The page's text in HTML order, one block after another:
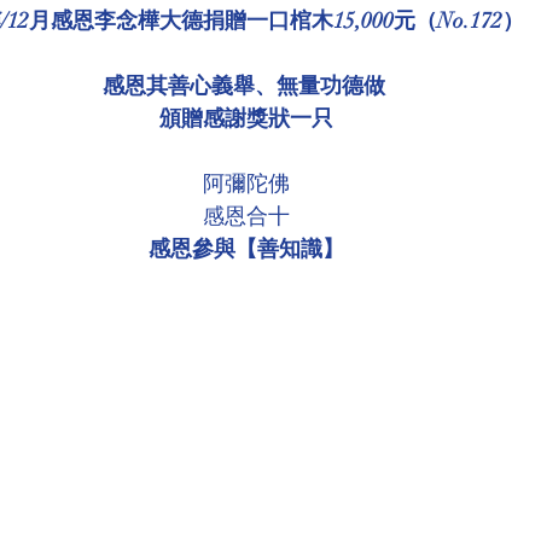
環境介紹 壇院規則/玄人公告 各尊神佛介紹
12月感恩李念樺大德捐贈一口棺木15,000元（No.172）
感恩其善心義舉、無量功德做
頒贈感謝獎狀一只
阿彌陀佛
感恩合十
感恩參與【善知識】